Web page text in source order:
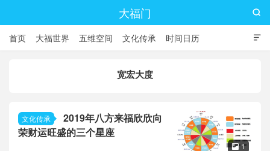
大福门

首页 大福世界 五维空间 文化传承 时间日历

宽宏大度
文化传承
2019年八方来福欣欣向
荣财运旺盛的三个星座
 1